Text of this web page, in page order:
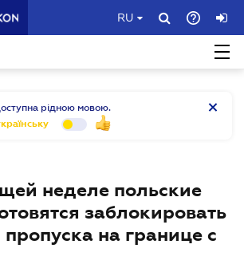
RU
рідною мовою.
неделе польские
заблокировать
пропуска на границе с